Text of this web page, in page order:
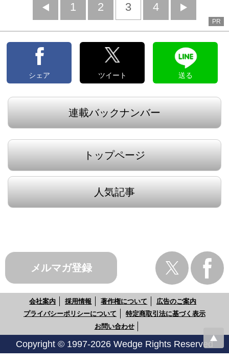
前
へ
1 2 3 4
へ
PR
シェア ツイート 送る
連載バックナンバー
トップページ
人気記事
メルマガ登録
会社案内 採用情報 著作権について
広告のご案内
プライバシーポリシーについて
特定商取引法に基づく表示
お問い合わせ
Copyright © 1997-2026 Wedge Rights Reserved